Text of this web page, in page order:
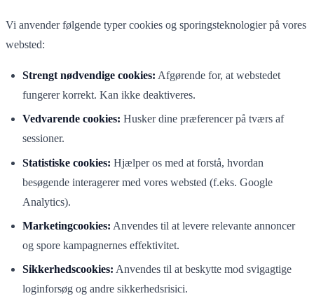
Vi anvender følgende typer cookies og sporingsteknologier på vores
websted:
Strengt nødvendige cookies: Afgørende for, at webstedet
fungerer korrekt. Kan ikke deaktiveres.
Vedvarende cookies: Husker dine præferencer på tværs af
sessioner.
Statistiske cookies: Hjælper os med at forstå, hvordan
besøgende interagerer med vores websted (f.eks. Google
Analytics).
Marketingcookies: Anvendes til at levere relevante annoncer
og spore kampagnernes effektivitet.
Sikkerhedscookies: Anvendes til at beskytte mod svigagtige
loginforsøg og andre sikkerhedsrisici.